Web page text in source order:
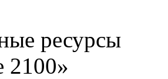
ресурсы